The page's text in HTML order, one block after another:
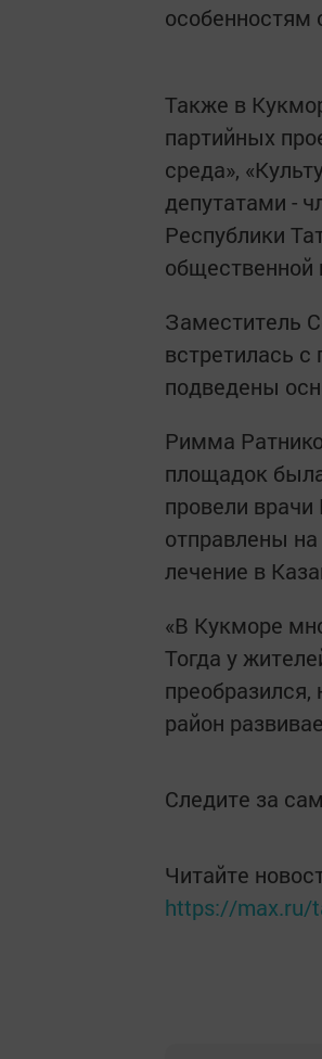
особенностям
Также в
партийных
среда»,
депутатами -
Республики
общественной
Заместитель
встретилась
подведены
Римма
площадок
провели
отправлены
лечение в
«В Кукморе
Тогда у
район
Следите за
Читайте
https://max.ru/